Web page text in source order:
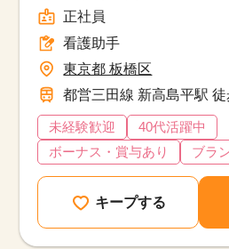
正社員
看護助手
東京都 板橋区
都営三田線 新高島平駅
未経験歓迎
40代活躍中
ボーナス・賞与あり
ブラ
キープする